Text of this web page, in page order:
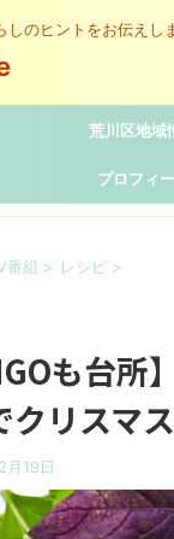
しのヒントをお伝えし
荒川区地域
プロフィ
番組 > レシピ >
も台
クリスマ
月19日